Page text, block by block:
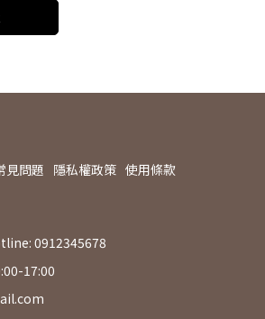
見問題 隱私權政策 使用條款
0912345678
17:00